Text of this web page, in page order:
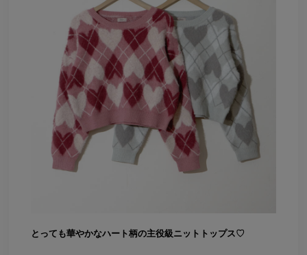
とっても華やかなハート柄の主役級ニットトップス♡